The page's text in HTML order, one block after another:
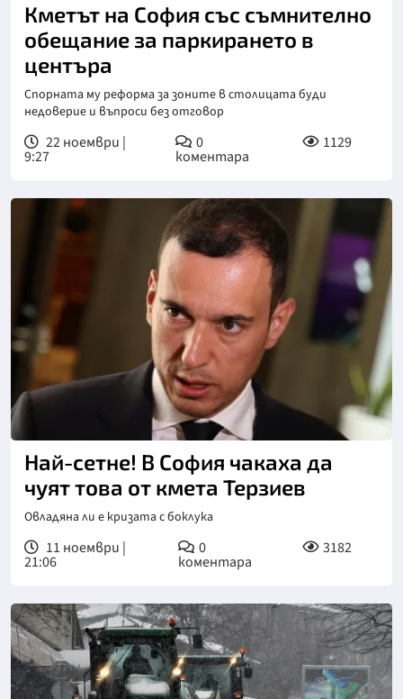
Кметът на София със съмнително
обещание за паркирането в
центъра
Спорната му реформа за зоните в столицата буди
недоверие и въпроси без отговор
22 ноември |
9:27
0
коментара
1129
Най-сетне! В София чакаха да
чуят това от кмета Терзиев
Овладяна ли е кризата с боклука
11 ноември |
21:06
0
коментара
3182